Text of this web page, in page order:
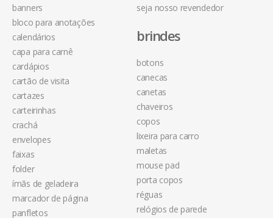
seja nosso revendedor
banners
bloco para anotações
calendários
capa para carnê
cardápios
cartão de visita
cartazes
carteirinhas
crachá
envelopes
faixas
folder
ímãs de geladeira
marcador de página
panfletos
brindes
botons
canecas
canetas
chaveiros
copos
lixeira para carro
maletas
mouse pad
porta copos
réguas
relógios de parede